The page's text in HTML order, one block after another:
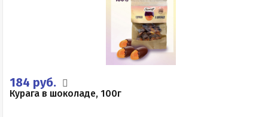
184 руб.
Курага в шоколаде, 100г